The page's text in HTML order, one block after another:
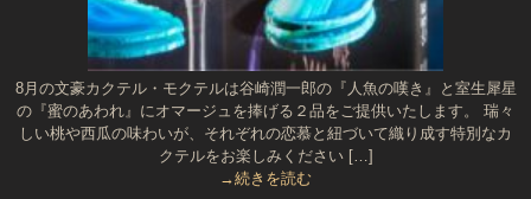
8月の文豪カクテル・モクテルは谷崎潤一郎の『人魚の嘆き』と室生犀星
の『蜜のあわれ』にオマージュを捧げる２品をご提供いたします。 瑞々
しい桃や西瓜の味わいが、それぞれの恋慕と紐づいて織り成す特別なカ
クテルをお楽しみください […]
→続きを読む